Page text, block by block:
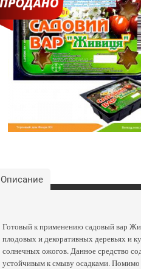
Описание
Готовый к применению садовый вар
плодовых и декоративных деревьях и
солнечных ожогов. Данное средство
устойчивым к смыву осадками. Помимо